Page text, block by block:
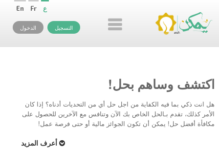
En Fr ع
التسجيل الدخول
اكتشف وساهم بحل!
هل انت ذكي بما فيه الكفاية من اجل حل أي من التحديات أدناه؟ إذا كان
الأمر كذلك، تقدم بـالحل الخاص بك الآن وتنافس مع الآخرين للحصول على
مكافأة أفضل حل! يمكن أن تكون الجوائز مالية أو حتى فرصة عمل!
أعرف المزيد